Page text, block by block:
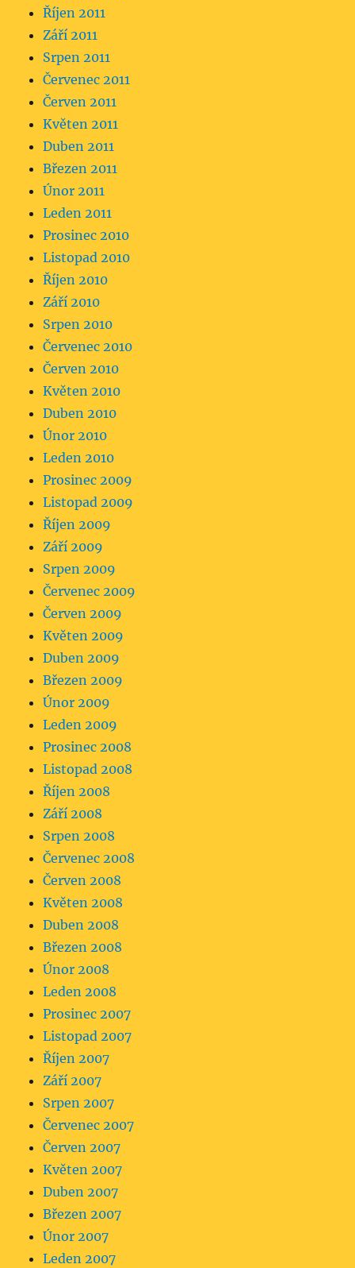
Říjen 2011
Září 2011
Srpen 2011
Červenec 2011
Červen 2011
Květen 2011
Duben 2011
Březen 2011
Únor 2011
Leden 2011
Prosinec 2010
Listopad 2010
Říjen 2010
Září 2010
Srpen 2010
Červenec 2010
Červen 2010
Květen 2010
Duben 2010
Únor 2010
Leden 2010
Prosinec 2009
Listopad 2009
Říjen 2009
Září 2009
Srpen 2009
Červenec 2009
Červen 2009
Květen 2009
Duben 2009
Březen 2009
Únor 2009
Leden 2009
Prosinec 2008
Listopad 2008
Říjen 2008
Září 2008
Srpen 2008
Červenec 2008
Červen 2008
Květen 2008
Duben 2008
Březen 2008
Únor 2008
Leden 2008
Prosinec 2007
Listopad 2007
Říjen 2007
Září 2007
Srpen 2007
Červenec 2007
Červen 2007
Květen 2007
Duben 2007
Březen 2007
Únor 2007
Leden 2007